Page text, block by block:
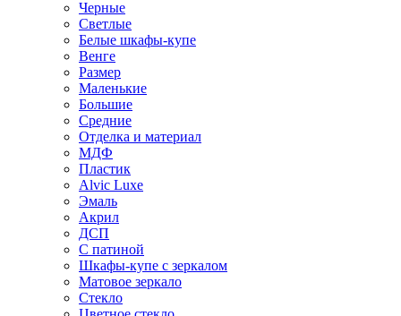
Черные
Светлые
Белые шкафы-купе
Венге
Размер
Маленькие
Большие
Средние
Отделка и материал
МДФ
Пластик
Alvic Luxe
Эмаль
Акрил
ДСП
С патиной
Шкафы-купе с зеркалом
Матовое зеркало
Стекло